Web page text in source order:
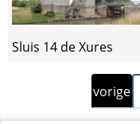
Sluis 14 de Xures
Vorige
pagina
vorige